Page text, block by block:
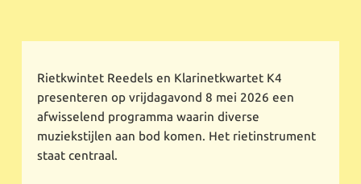
Rietkwintet Reedels en Klarinetkwartet K4
presenteren op vrijdagavond 8 mei 2026 een
afwisselend programma waarin diverse
muziekstijlen aan bod komen. Het rietinstrument
staat centraal.